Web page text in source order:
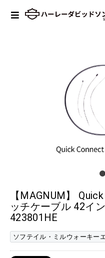
【MAGNUM】
ッチケーブル 42イ
423801HE
ソフテイル・ミルウォーキー